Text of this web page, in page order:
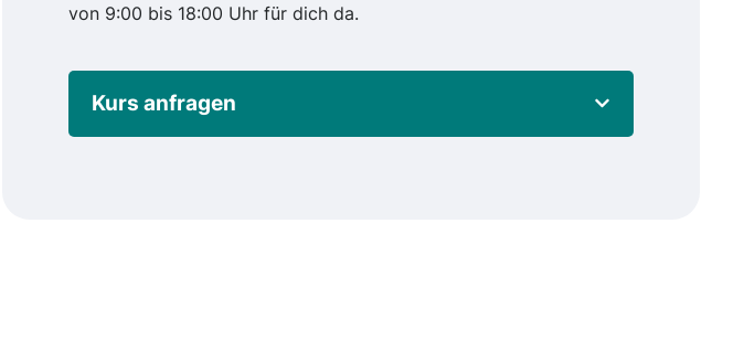
von 9:00 bis 18:00 Uhr für dich da.
Kurs anfragen